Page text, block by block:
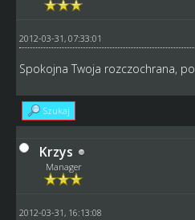
2012-03-31, 07:33:01
Spokojna Twoja rozczochrana,
Szukaj
Krzys
Manager
2012-03-31, 16:13:08